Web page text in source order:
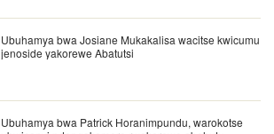
Ubuhamya bwa Josiane Mukakalisa wacitse kwicumu
jenoside yakorewe Abatutsi
Ubuhamya bwa Patrick Horanimpundu, warokotse